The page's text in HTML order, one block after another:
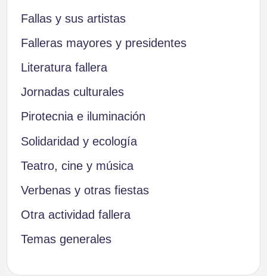
Fallas y sus artistas
Falleras mayores y presidentes
Literatura fallera
Jornadas culturales
Pirotecnia e iluminación
Solidaridad y ecología
Teatro, cine y música
Verbenas y otras fiestas
Otra actividad fallera
Temas generales